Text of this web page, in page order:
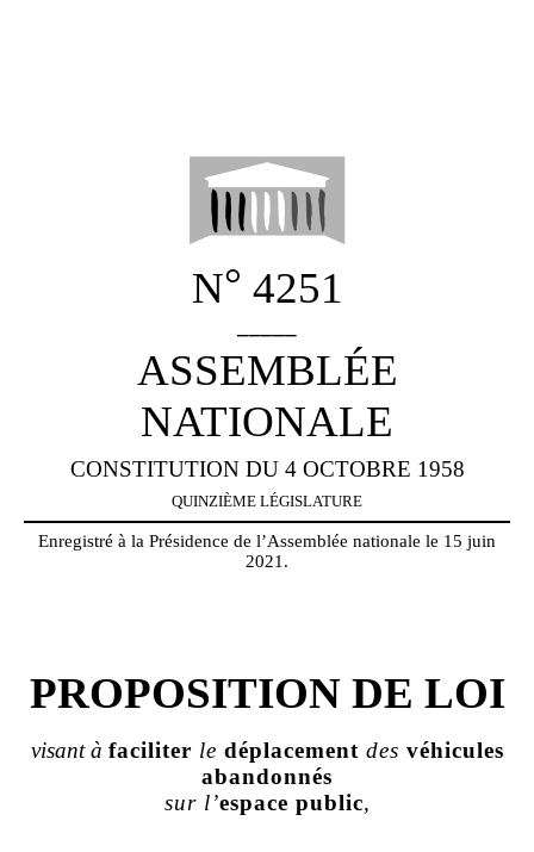
N° 4251
ASSEMBLÉE
NATIONALE
CONSTITUTION DU 4 OCTOBRE 1958
QUINZIÈME LÉGISLATURE
Enregistré à la Présidence de l’Assemblée nationale le 15 juin
2021.
PROPOSITION DE LOI
visant à faciliter le déplacement des véhicules
abandonnés
sur l’espace public,